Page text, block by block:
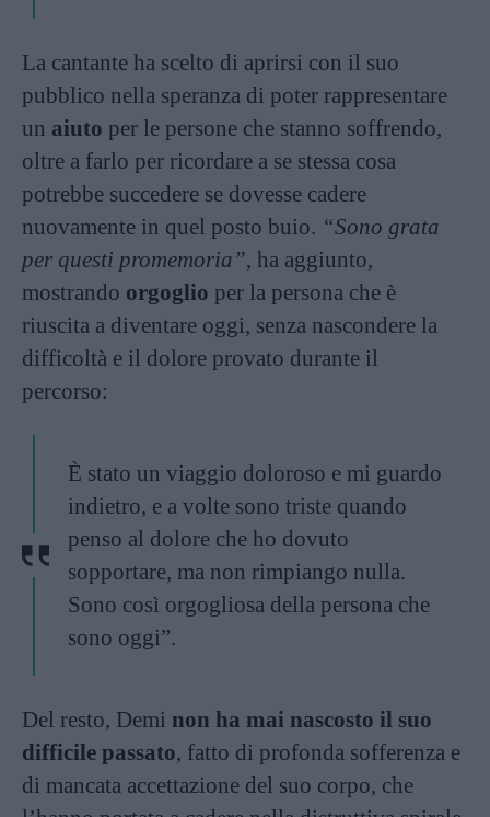
La cantante ha scelto di aprirsi con il suo
pubblico nella speranza di poter rappresentare
un aiuto per le persone che stanno soffrendo,
oltre a farlo per ricordare a se stessa cosa
potrebbe succedere se dovesse cadere
nuovamente in quel posto buio. “Sono grata
per questi promemoria”, ha aggiunto,
mostrando orgoglio per la persona che è
riuscita a diventare oggi, senza nascondere la
difficoltà e il dolore provato durante il
percorso:
È stato un viaggio doloroso e mi guardo
indietro, e a volte sono triste quando
penso al dolore che ho dovuto
sopportare, ma non rimpiango nulla.
Sono così orgogliosa della persona che
sono oggi”.
Del resto, Demi non ha mai nascosto il suo
difficile passato, fatto di profonda sofferenza e
di mancata accettazione del suo corpo, che